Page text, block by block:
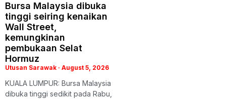
Bursa Malaysia dibuka
tinggi seiring kenaikan
Wall Street,
kemungkinan
pembukaan Selat
Hormuz
Utusan Sarawak August 5, 2026
KUALA LUMPUR: Bursa Malaysia
dibuka tinggi sedikit pada Rabu,